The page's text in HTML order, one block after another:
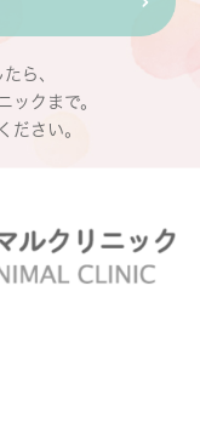
ら、
ックまで。
ださい。